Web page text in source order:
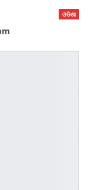
ଓଡିଶା